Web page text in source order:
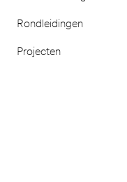
Rondleidingen
Projecten